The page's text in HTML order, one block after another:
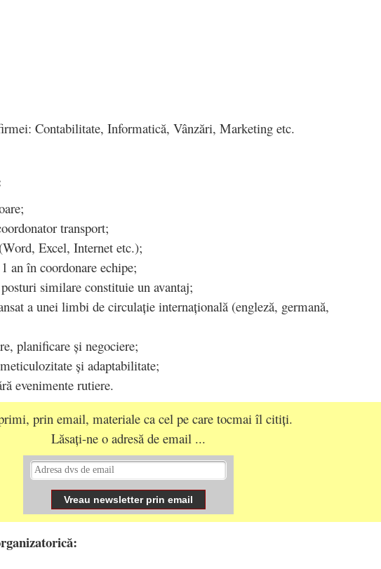
Contabilitate, Informatică, Vânzări, Marketing etc.
transport;
Excel, Internet etc.);
an în coordonare echipe;
similare constituie un avantaj;
a unei limbi de circulație internațională (engleză, germană,
planificare și negociere;
și adaptabilitate;
evenimente rutiere.
prin email, materiale ca cel pe care tocmai îl citiți.
Lăsați-ne o adresă de email ...